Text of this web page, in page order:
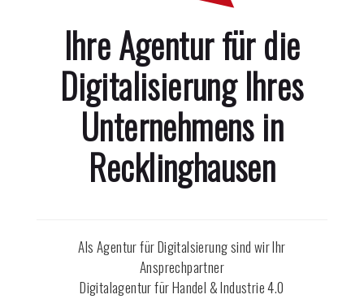
Ihre Agentur für die
Digitalisierung Ihres
Unternehmens in
Recklinghausen
Als Agentur für Digitalsierung sind wir Ihr
Ansprechpartner
Digitalagentur für Handel & Industrie 4.0